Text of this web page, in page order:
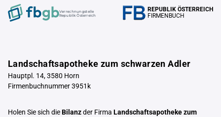
Verrechnungstelle
Republik Österreich
REPUBLIK ÖSTERREICH
FIRMENBUCH
Landschaftsapotheke zum schwarzen Adler
Hauptpl. 14, 3580 Horn
Firmenbuchnummer 3951k
Holen Sie sich dieBilanzder Firma Landschaftsapotheke zum